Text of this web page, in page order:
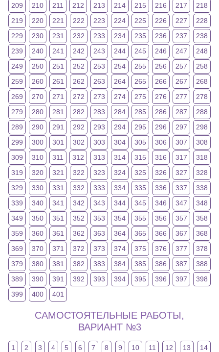
209 210 211 212 213 214 215 216 217
218
219
220 221 222 223 224 225 226 227
228
229
230 231 232 233 234 235 236 237
238
239
240 241 242 243 244 245 246 247
248
249
250 251 252 253 254 255 256 257
258
259
260 261 262 263 264 265 266 267
268
269
270 271 272 273 274 275 276 277
278
279
280 281 282 283 284 285 286 287
288
289
290 291 292 293 294 295 296 297
298
299
300 301 302 303 304 305 306 307
308
309
310 311 312 313 314 315 316 317
318
319
320 321 322 323 324 325 326 327
328
329
330 331 332 333 334 335 336 337
338
339
340 341 342 343 344 345 346 347
348
349
350 351 352 353 354 355 356 357
358
359
360 361 362 363 364 365 366 367
368
369
370 371 372 373 374 375 376 377
378
379
380 381 382 383 384 385 386 387
388
389
390 391 392 393 394 395 396 397
398
399
400 401
САМОСТОЯТЕЛЬНЫЕ РАБОТЫ,
ВАРИАНТ №3
1 2 3 4 5 6 7 8 9 10 11 12 13
14